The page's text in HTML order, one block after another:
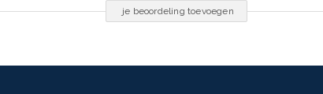
je beoordeling toevoegen